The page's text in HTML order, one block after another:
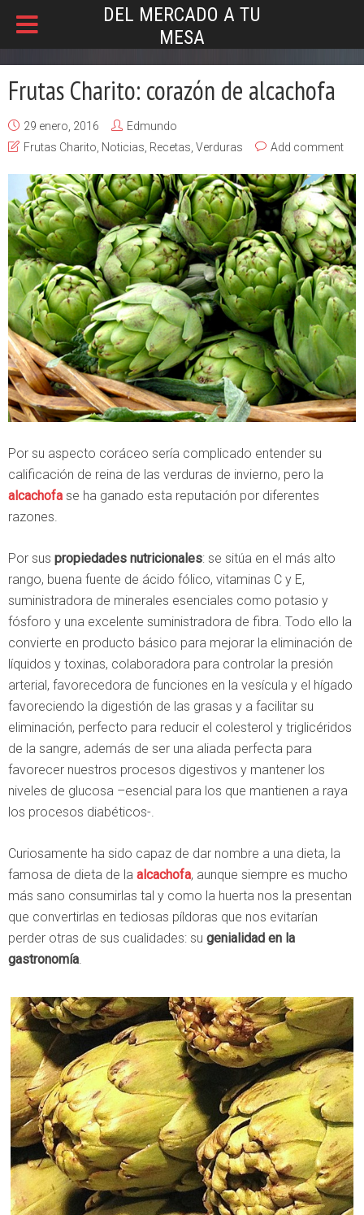
DEL MERCADO A TU
MESA
Frutas Charito: corazón de alcachofa
29 enero, 2016
Edmundo
Frutas Charito Noticias Recetas Verduras Add comment
Por su aspecto coráceo sería complicado entender su
calificación de reina de las verduras de invierno, pero la
alcachofa se ha ganado esta reputación por diferentes
razones.
Por sus propiedades nutricionales: se sitúa en el más alto
rango, buena fuente de ácido fólico, vitaminas C y E,
suministradora de minerales esenciales como potasio y
fósforo y una excelente suministradora de fibra. Todo ello la
convierte en producto básico para mejorar la eliminación de
líquidos y toxinas, colaboradora para controlar la presión
arterial, favorecedora de funciones en la vesícula y el hígado
favoreciendo la digestión de las grasas y a facilitar su
eliminación, perfecto para reducir el colesterol y triglicéridos
de la sangre, además de ser una aliada perfecta para
favorecer nuestros procesos digestivos y mantener los
niveles de glucosa –esencial para los que mantienen a raya
los procesos diabéticos-.
Curiosamente ha sido capaz de dar nombre a una dieta, la
famosa de dieta de la alcachofa, aunque siempre es mucho
más sano consumirlas tal y como la huerta nos la presentan
que convertirlas en tediosas píldoras que nos evitarían
perder otras de sus cualidades: su genialidad en la
gastronomía.